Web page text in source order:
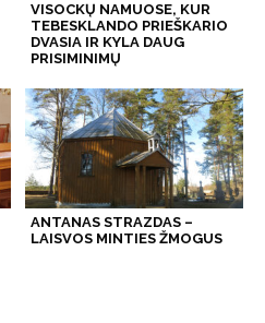
VISOCKŲ NAMUOSE, KUR
TEBESKLANDO PRIEŠKARIO
DVASIA IR KYLA DAUG
PRISIMINIMŲ
ANTANAS STRAZDAS –
LAISVOS MINTIES ŽMOGUS